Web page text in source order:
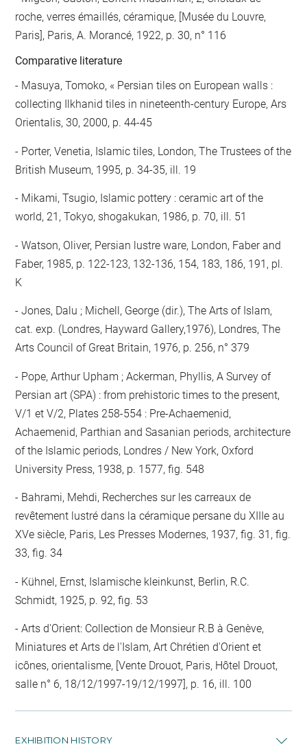
roche, verres émaillés, céramique, [Musée du Louvre,
Paris], Paris, A. Morancé, 1922, p. 30, n° 116
Comparative literature
- Masuya, Tomoko, « Persian tiles on European walls :
collecting Ilkhanid tiles in nineteenth-century Europe, Ars
Orientalis, 30, 2000, p. 44-45
- Porter, Venetia, Islamic tiles, London, The Trustees of the
British Museum, 1995, p. 34-35, ill. 19
- Mikami, Tsugio, Islamic pottery : ceramic art of the
world, 21, Tokyo, shogakukan, 1986, p. 70, ill. 51
- Watson, Oliver, Persian lustre ware, London, Faber and
Faber, 1985, p. 122-123, 132-136, 154, 183, 186, 191, pl.
K
- Jones, Dalu ; Michell, George (dir.), The Arts of Islam,
cat. exp. (Londres, Hayward Gallery,1976), Londres, The
Arts Council of Great Britain, 1976, p. 256, n° 379
- Pope, Arthur Upham ; Ackerman, Phyllis, A Survey of
Persian art (SPA) : from prehistoric times to the present,
V/1 et V/2, Plates 258-554 : Pre-Achaemenid,
Achaemenid, Parthian and Sasanian periods, architecture
of the Islamic periods, Londres / New York, Oxford
University Press, 1938, p. 1577, fig. 548
- Bahrami, Mehdi, Recherches sur les carreaux de
revêtement lustré dans la céramique persane du XIIIe au
XVe siècle, Paris, Les Presses Modernes, 1937, fig. 31, fig.
33, fig. 34
- Kühnel, Ernst, Islamische kleinkunst, Berlin, R.C.
Schmidt, 1925, p. 92, fig. 53
- Arts d'Orient: Collection de Monsieur R.B à Genève,
Miniatures et Arts de l'Islam, Art Chrétien d'Orient et
icônes, orientalisme, [Vente Drouot, Paris, Hôtel Drouot,
salle n° 6, 18/12/1997-19/12/1997], p. 16, ill. 100
EXHIBITION HISTORY